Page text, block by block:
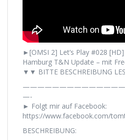
►[OMSI 2] Let’s Play #028
Hamburg T&N Update – mit
▼▼ BITTE BESCHREIBUNG
—-
► Folgt mir auf Facebook:
https://www.facebook.com/
BESCHREIBUNG: